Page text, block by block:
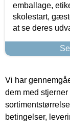
emballage,
skolestart,
at se deres
Vi har
dem med
betingelser,